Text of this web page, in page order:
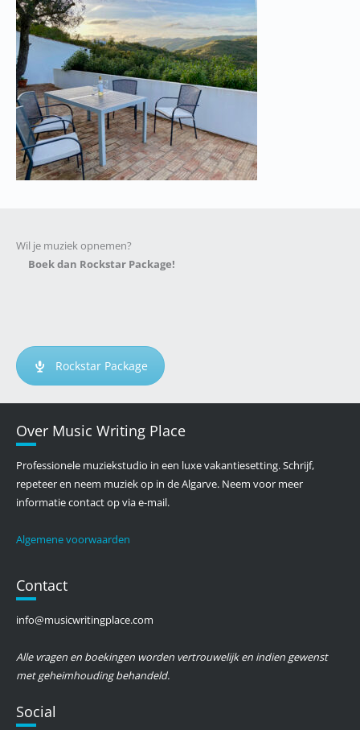
Wil je muziek opnemen?
Boek dan Rockstar Package!
Rockstar Package
Over Music Writing Place
Professionele muziekstudio in een luxe vakantiesetting. Schrijf,
repeteer en neem muziek op in de Algarve. Neem voor meer
informatie contact op via e-mail.
Algemene voorwaarden
Contact
info@musicwritingplace.com
Alle vragen en boekingen worden vertrouwelijk en indien gewenst
met geheimhouding behandeld.
Social